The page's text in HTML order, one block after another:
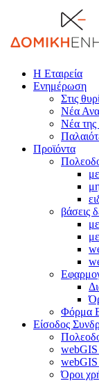
Η Εταιρεία
Ενημέρωση
Στις
Νέα
Νέα της
Προϊόντα
βάσεις
Φόρμα
Είσοδος
webGIS
Όροι